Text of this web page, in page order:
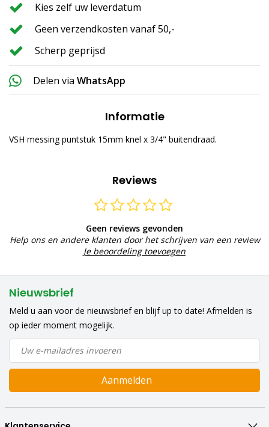
Kies zelf uw leverdatum
Geen verzendkosten vanaf 50,-
Scherp geprijsd
Delen via WhatsApp
Informatie
VSH messing puntstuk 15mm knel x 3/4" buitendraad.
Reviews
Geen reviews gevonden
Help ons en andere klanten door het schrijven van een review
Je beoordeling toevoegen
Nieuwsbrief
Meld u aan voor de nieuwsbrief en blijf up to date! Afmelden is
op ieder moment mogelijk.
Aanmelden